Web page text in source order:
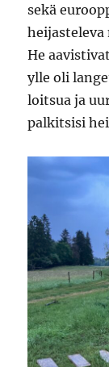
sekä
heijasteleva
He
ylle oli
loitsua ja
palkitsisi